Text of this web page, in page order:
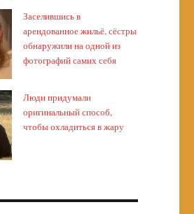
Заселившись в
арендованное жильё, сёстры
обнаружили на одной из
фотографий самих себя
Люди придумали
оригинальный способ,
чтобы охладиться в жару